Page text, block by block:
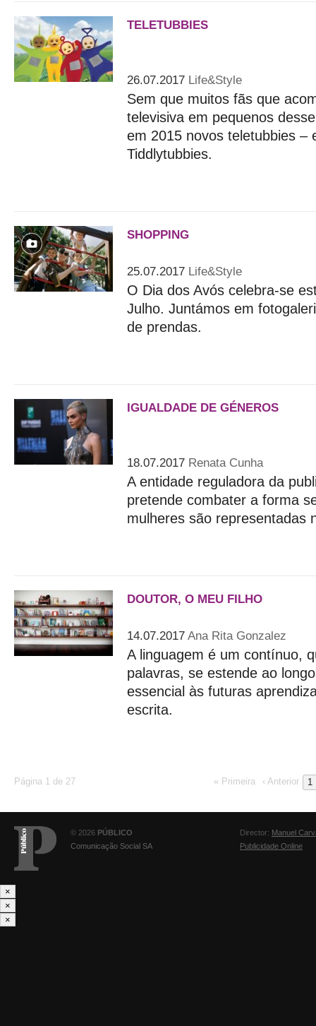
TELETUBBIES
26.07.2017 Life&Style
Sem que muitos fãs que
televisiva em pequenos
em 2015 novos teletubbies –
Tiddlytubbies.
SHOPPING
25.07.2017 Life&Style
O Dia dos Avós celebra-se
Julho. Juntámos em
de prendas.
IGUALDADE DE GÉNEROS
18.07.2017 Renata Cunha
A entidade reguladora da
pretende combater a forma
mulheres são representadas
DOUTOR, O MEU FILHO
14.07.2017 Ana Rita Gonzalez
A linguagem é um contínuo,
palavras, se estende ao
essencial às futuras
escrita.
Página 1 de 27 « Primeira ‹ Anterior 1
© 2026 PÚBLICO
Comunicação Social SA
Director: Manuel
Publicidade Online
×
×
×